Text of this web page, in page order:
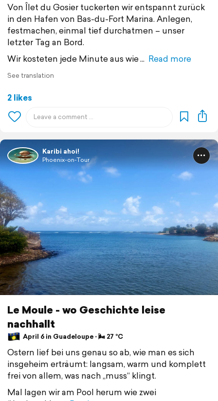
Von Îlet du Gosier tuckerten wir entspannt zurück
in den Hafen von Bas-du-Fort Marina. Anlegen,
festmachen, einmal tief durchatmen – unser
letzter Tag an Bord.
Wir kosteten jede Minute aus wie
Read more
See translation
2 likes
Karibi ahoi!
Phoenix-on-Tour
Le Moule - wo Geschichte leise
nachhallt
April 6 in Guadeloupe ⋅ 🌬 27 °C
Ostern lief bei uns genau so ab, wie man es sich
insgeheim erträumt: langsam, warm und komplett
frei von allem, was nach „muss“ klingt.
Mal lagen wir am Pool herum wie zwei